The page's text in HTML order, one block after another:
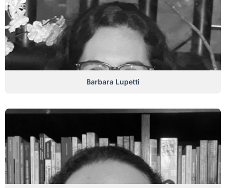
Barbara Lupetti